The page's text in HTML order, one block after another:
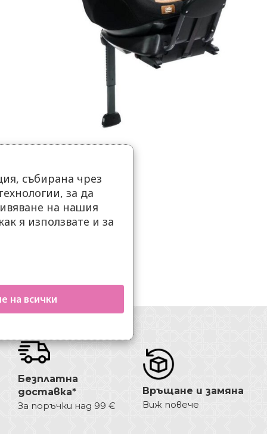
Безплатна
доставка*
За поръчки над 99 €
Връщане и замяна
Виж повече
събирана чрез
за да
на нашия
я използвате и за
на всички